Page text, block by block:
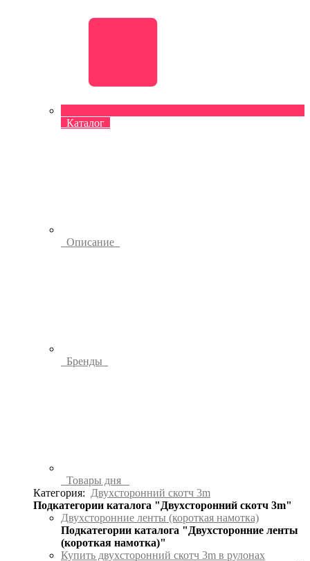
Каталог
Описание
Бренды
Товары дня
Категория:
Двухсторонний скотч 3m
Подкатегории каталога "Двухсторонний скотч 3m"
Двухсторонние ленты (короткая намотка)
Подкатегории каталога "Двухсторонние ленты
(короткая намотка)"
Купить двухсторонний скотч 3m в рулонах